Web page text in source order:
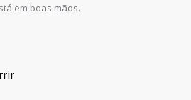
em boas mãos.